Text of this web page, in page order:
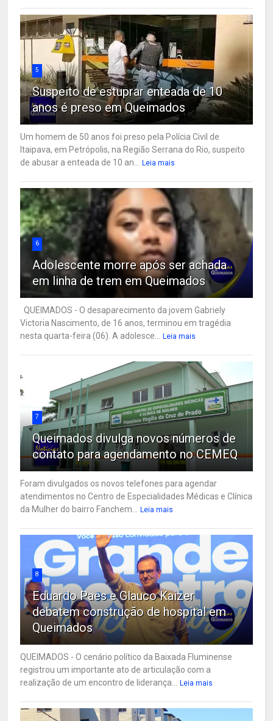
5
Suspeito de estuprar enteada de 10
anos é preso em Queimados
Um homem de 50 anos foi preso pela Polícia Civil de
Itaipava, em Petrópolis, na Região Serrana do Rio, suspeito
de abusar a enteada de 10 an...
Leia mais
6
Adolescente morre após ser achada
em linha de trem em Queimados
QUEIMADOS - O desaparecimento da jovem Gabriely
Victoria Nascimento, de 16 anos, terminou em tragédia
nesta quarta-feira (06). A adolesce...
Leia mais
7
Queimados divulga novos números de
contato para agendamento no CEMEQ
Foram divulgados os novos telefones para agendar
atendimentos no Centro de Especialidades Médicas e Clínica
da Mulher do bairro Fanchem...
Leia mais
8
Eduardo Paes e Glauco Kaizer
debatem construção de hospital em
Queimados
QUEIMADOS - O cenário político da Baixada Fluminense
registrou um importante ato de articulação com a
realização de um encontro de liderança...
Leia mais